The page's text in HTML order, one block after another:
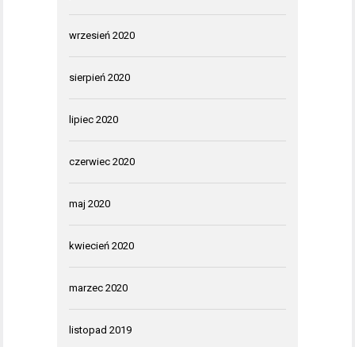
wrzesień 2020
sierpień 2020
lipiec 2020
czerwiec 2020
maj 2020
kwiecień 2020
marzec 2020
listopad 2019